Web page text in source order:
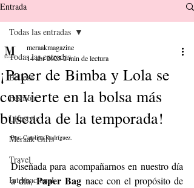
Entrada
Todas las entradas
Belleza
Fashion
Lifestyle
Meraak Girls
Travel
Internacional
Todas las entradas
¡Paper de Bimba y Lola se
convierte en la bolsa más
buscada de la temporada!
meraakmagazine
14 abr 20252 min de lectura
Por: Carolina Rodríguez.
Diseñada para acompañarnos en nuestro día
a día, Paper Bag nace con el propósito de